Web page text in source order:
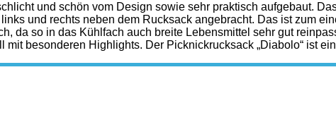
und schön vom Design sowie sehr praktisch aufgebaut.
und rechts neben dem Rucksack angebracht. Das ist zum
da so in das Kühlfach auch breite Lebensmittel sehr gut
mit besonderen Highlights. Der Picknickrucksack „Diabolo“ ist